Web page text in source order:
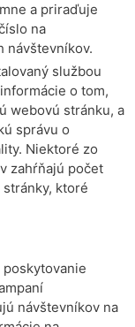
a priraďuje
na
návštevníkov.
službou
o tom,
webovú stránku, a
správu o
Niektoré zo
zahŕňajú počet
ktoré
návštevníkov na